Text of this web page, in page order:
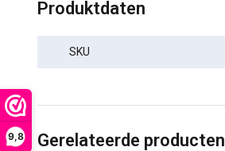
9,8
Produktdaten
SKU
Gerelateerde producten